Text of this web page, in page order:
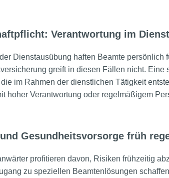
Verantwortung im
Dienstausübung haften Beamte persönlich
greift in diesen Fällen nicht.
im Rahmen der dienstlichen Tätigkeit
hoher Verantwortung oder regelmäßigem
Gesundheitsvorsorge früh
profitieren davon, Risiken frühzeitig
zu speziellen Beamtenlösungen